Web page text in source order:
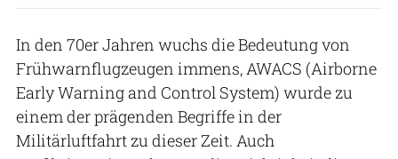
In den 70er Jahren wuchs die Bedeutung von
Frühwarnflugzeugen immens, AWACS (Airborne
Early Warning and Control System) wurde zu
einem der prägenden Begriffe in der
Militärluftfahrt zu dieser Zeit. Auch